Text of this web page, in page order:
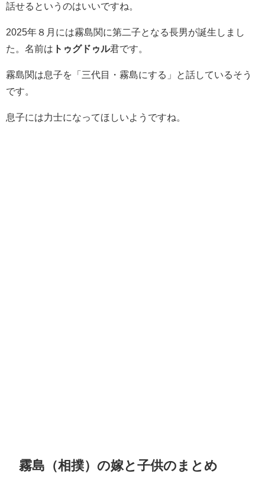
話せるというのはいいですね。
2025年８月には霧島関に第二子となる長男が誕生しまし
た。名前は トゥグドゥル君です。
霧島関は息子を「三代目・霧島にする」と話しているそう
です。
息子には力士になってほしいようですね。
霧島（相撲）の嫁と子供のまとめ